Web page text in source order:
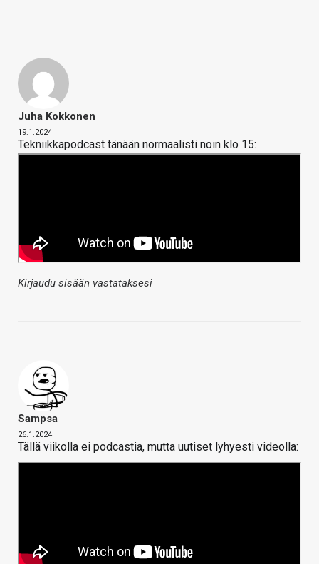
Juha Kokkonen
19.1.2024
Tekniikkapodcast tänään normaalisti noin klo 15:
Kirjaudu sisään vastataksesi
Sampsa
26.1.2024
Tällä viikolla ei podcastia, mutta uutiset lyhyesti videolla: